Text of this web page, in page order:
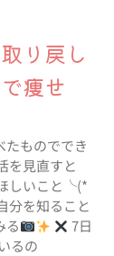
り戻し
痩せ
たものででき
を見直すと
しいこと╰(*
を知ること
る
7日
るの